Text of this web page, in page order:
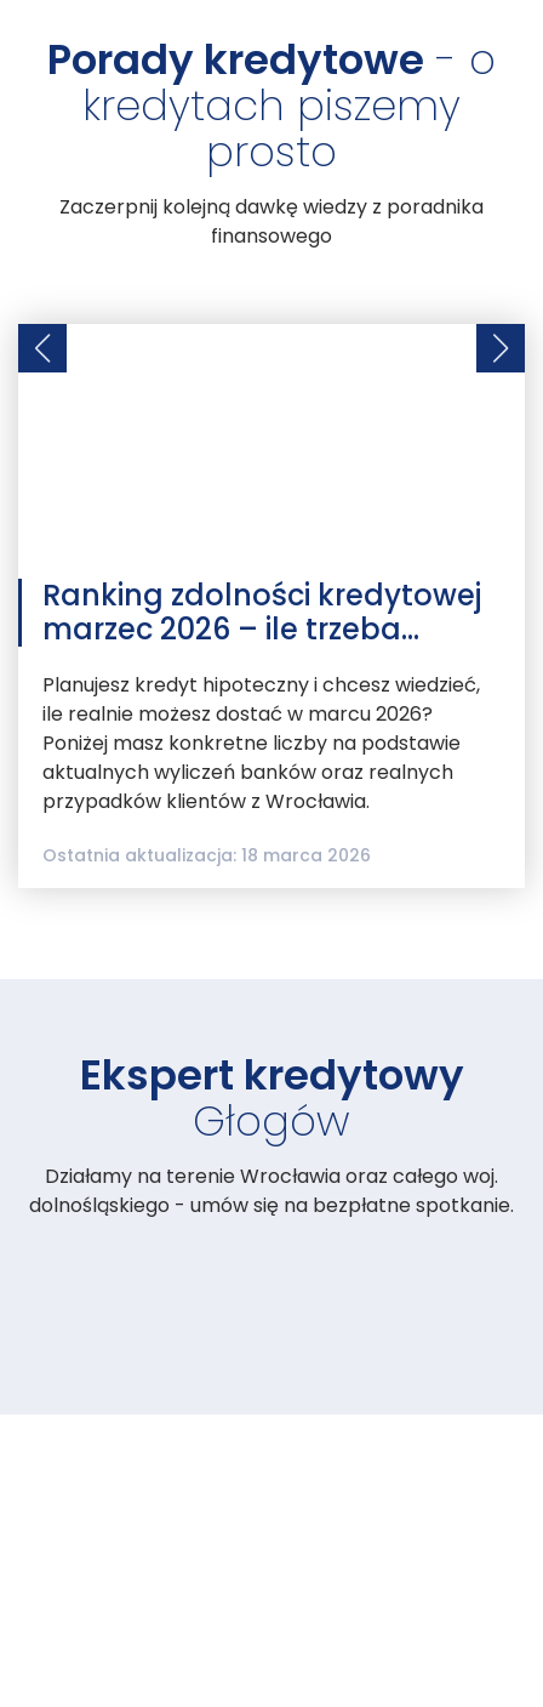
Porady kredytowe - o
kredytach piszemy
prosto
Zaczerpnij kolejną dawkę wiedzy z poradnika
finansowego
Ranking zdolności kredytowej
marzec 2026 – ile trzeba
hipoteczny?
Planujesz kredyt hipoteczny i chcesz wiedzieć,
ile realnie możesz dostać w marcu 2026?
Poniżej masz konkretne liczby na podstawie
aktualnych wyliczeń banków oraz realnych
przypadków klientów z Wrocławia.
Ostatnia aktualizacja: 18 marca 2026
Ekspert kredytowy
Głogów
Działamy na terenie Wrocławia oraz całego woj.
dolnośląskiego - umów się na bezpłatne spotkanie.